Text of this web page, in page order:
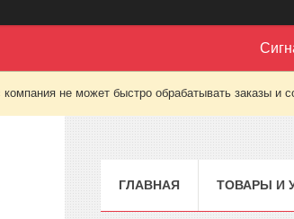
компания не может быстро обрабатывать заказы и
ГЛАВНАЯ ТОВАРЫ И